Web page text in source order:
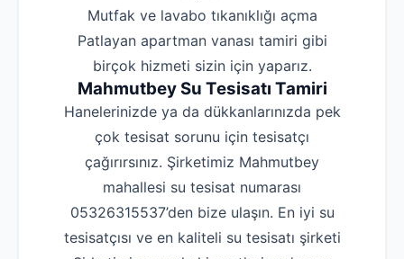
‌Mutfak ve lavabo tıkanıklığı açma
‌Patlayan apartman vanası tamiri gibi
birçok hizmeti sizin için yaparız.
Mahmutbey Su Tesisatı Tamiri
Hanelerinizde ya da dükkanlarınızda pek
çok tesisat sorunu için tesisatçı
çağırırsınız. Şirketimiz Mahmutbey
mahallesi su tesisat numarası
05326315537’den bize ulaşın. En iyi su
tesisatçısı ve en kaliteli su tesisatı şirketi